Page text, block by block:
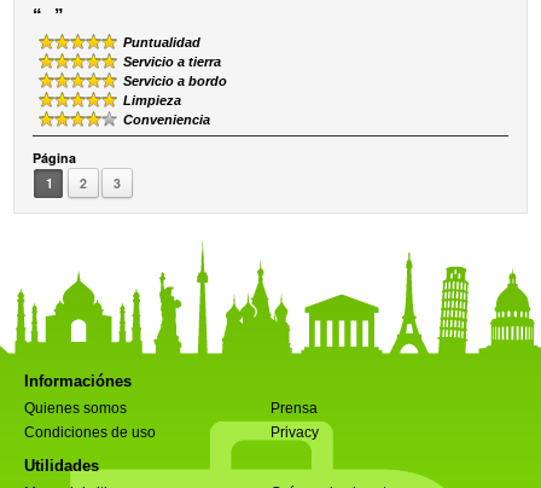
“ ”
Puntualidad
Servicio a tierra
Servicio a bordo
Limpieza
Conveniencia
Página
1
2 3
Informaciónes
Quienes somos
Prensa
Condiciones de uso
Privacy
Utilidades